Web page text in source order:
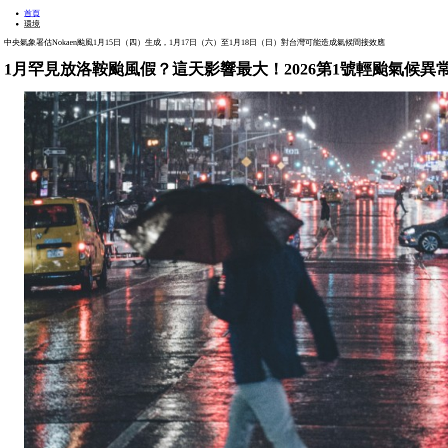
首頁
環境
中央氣象署估Nokaen颱風1月15日（四）生成，1月17日（六）至1月18日（日）對台灣可能造成氣候間接效應
1月罕見放洛鞍颱風假？這天影響最大！2026第1號輕颱氣候異